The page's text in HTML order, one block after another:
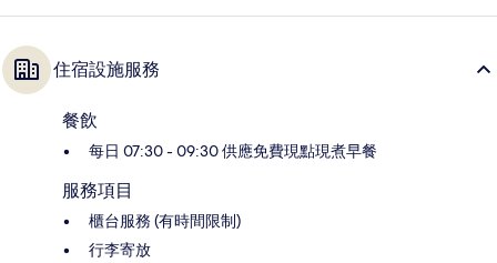
住宿設施服務
餐飲
每日 07:30 - 09:30 供應免費現點現煮早餐
服務項目
櫃台服務 (有時間限制)
行李寄放